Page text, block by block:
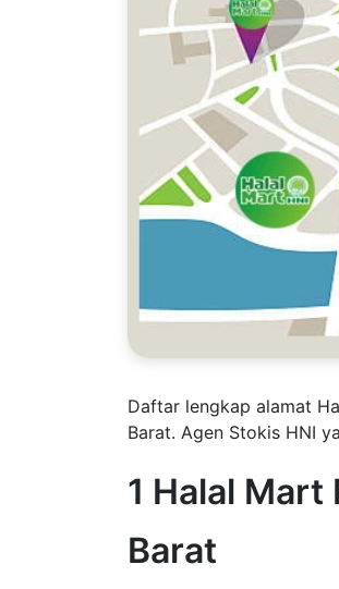
Daftar lengkap alamat
Barat. Agen Stokis HNI
1 Halal Mart
Barat